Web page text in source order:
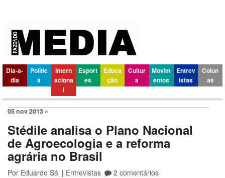
Dia-a-
dia
Polític
a
Intern
aciona
l
Esport
es
Educa
ção
Cultur
a
Movim
entos
Entrev
istas
Colun
as
05 nov 2013 »
Stédile analisa o Plano Nacional
de Agroecologia e a reforma
agrária no Brasil
Por Eduardo Sá | Entrevistas 2 comentários